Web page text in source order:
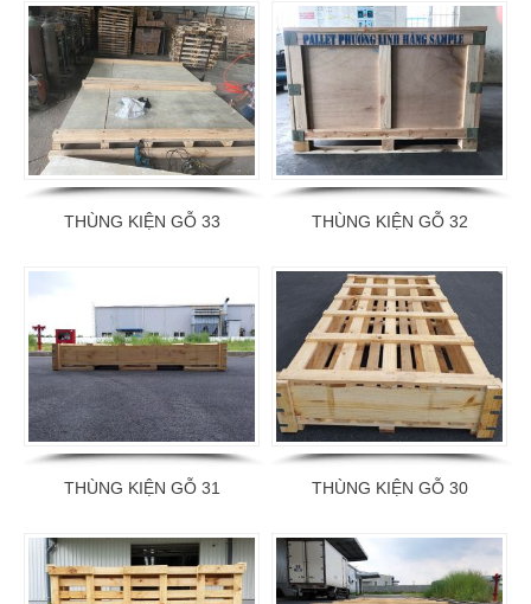
THÙNG KIỆN GỖ 33 THÙNG KIỆN GỖ 32
THÙNG KIỆN GỖ 31 THÙNG KIỆN GỖ 30